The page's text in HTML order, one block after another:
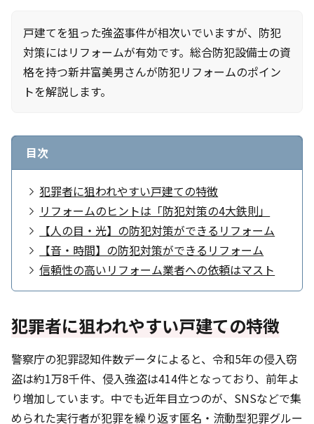
戸建てを狙った強盗事件が相次いでいますが、防犯
対策にはリフォームが有効です。総合防犯設備士の資
格を持つ新井富美男さんが防犯リフォームのポイン
トを解説します。
目次
犯罪者に狙われやすい戸建ての特徴
リフォームのヒントは「防犯対策の4大鉄則」
【人の目・光】の防犯対策ができるリフォーム
【音・時間】の防犯対策ができるリフォーム
信頼性の高いリフォーム業者への依頼はマスト
犯罪者に狙われやすい戸建ての特徴
警察庁の犯罪認知件数データによると、令和5年の侵入窃
盗は約1万8千件、侵入強盗は414件となっており、前年よ
り増加しています。中でも近年目立つのが、SNSなどで集
められた実行者が犯罪を繰り返す匿名・流動型犯罪グルー